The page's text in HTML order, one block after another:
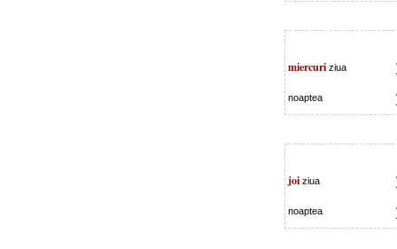
miercuri ziua
noaptea
joi ziua
noaptea